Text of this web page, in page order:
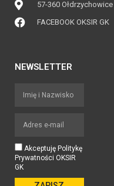
57-360
FACEBOOK OKSIR GK
NEWSLETTER
Akceptuję Politykę
Prywatności OKSIR
GK